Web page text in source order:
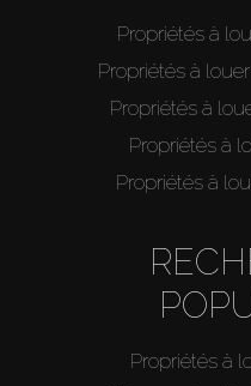
Propriétés à
Propriétés à
Propriétés à
Propriétés à
Propriétés à
Propriétés à